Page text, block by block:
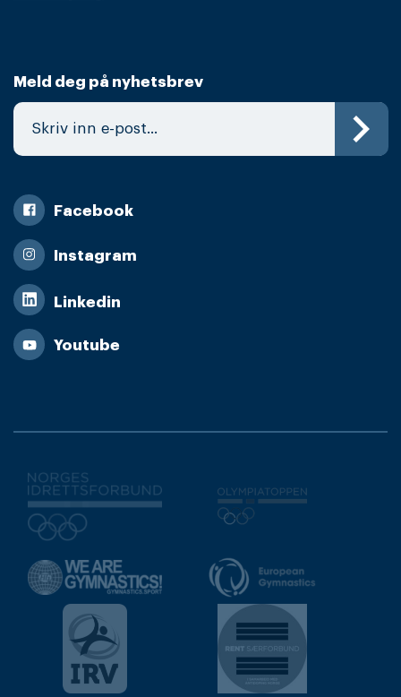
Meld deg på nyhetsbrev
Facebook
Instagram
Linkedin
Youtube